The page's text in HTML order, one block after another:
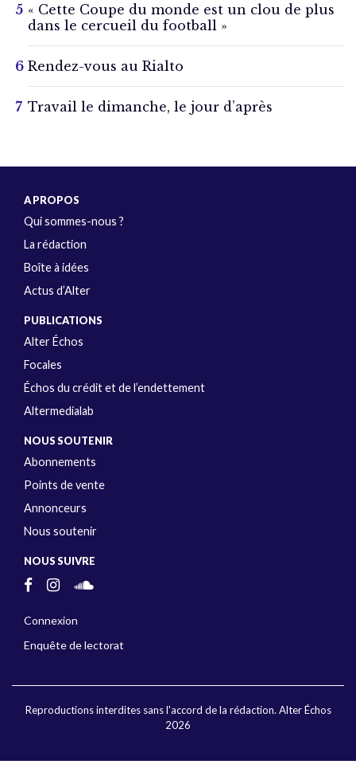
« Cette Coupe du monde est un clou de plus
dans le cercueil du football »
Rendez-vous au Rialto
Travail le dimanche, le jour d’après
A PROPOS
Qui sommes-nous ?
La rédaction
Boîte à idées
Actus d’Alter
PUBLICATIONS
Alter Échos
Focales
Échos du crédit et de l’endettement
Altermedialab
NOUS SOUTENIR
Abonnements
Points de vente
Annonceurs
Nous soutenir
NOUS SUIVRE
Connexion
Enquête de lectorat
Reproductions interdites sans l'accord de la rédaction. Alter Échos
2026